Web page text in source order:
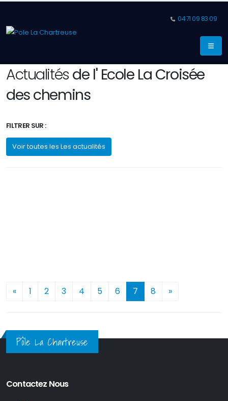
04 71 09 83 09
Actualités de l' Ecole La Croisée
des chemins
FILTRER SUR :
Voir toutes les Les actualités
Pôle La Chartreuse
Trois équipes du Pôle La Chartreuse se sont rendus mardi 1er mars à la
« 1 2 3 4 5 6 7 8 »
Pôle La Chartreuse
Contactez Nous